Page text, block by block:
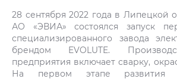
28 сентября 2022 года в Липецкой
АО «ЭВИА» состоялся запуск
специализированного завода
брендом EVOLUTE.
предприятия включает сварку,
На первом этапе развития